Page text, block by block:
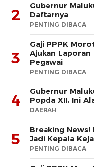
2
Gubernur
Daftarnya
PENTING DIBACA
3
Gaji PPPK
Ajukan Laporan
Pegawai
PENTING DIBACA
4
Gubernur
Popda XII, Ini
DAERAH
5
Breaking
Jadi Kepala
PENTING DIBACA